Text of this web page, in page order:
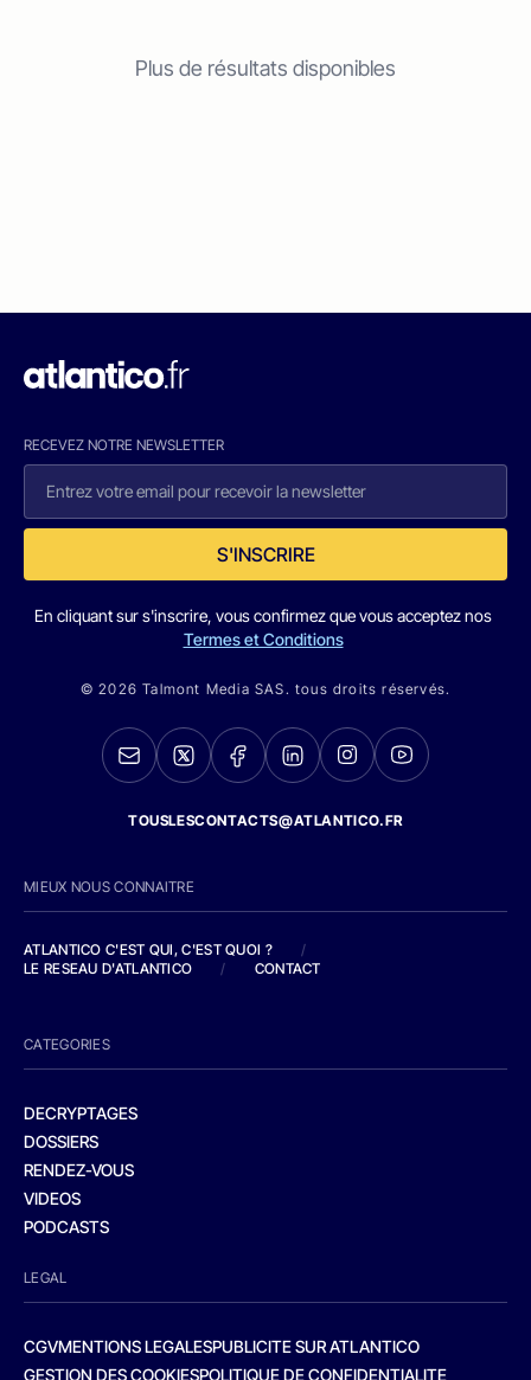
Plus de résultats disponibles
RECEVEZ NOTRE NEWSLETTER
S'INSCRIRE
En cliquant sur s'inscrire, vous confirmez que vous acceptez nos
Termes et Conditions
© 2026 Talmont Media SAS. tous droits réservés.
TOUSLESCONTACTS@ATLANTICO.FR
MIEUX NOUS CONNAITRE
ATLANTICO C'EST QUI, C'EST QUOI ?
/
LE RESEAU D'ATLANTICO
/ CONTACT
CATEGORIES
DECRYPTAGES
DOSSIERS
RENDEZ-VOUS
VIDEOS
PODCASTS
LEGAL
CGVMENTIONS LEGALESPUBLICITE SUR ATLANTICO
GESTION DES COOKIESPOLITIQUE DE CONFIDENTIALITE